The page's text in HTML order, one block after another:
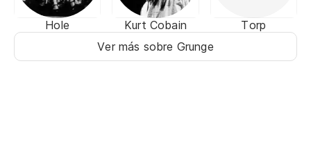
Hole Kurt Cobain
Torp
Ver más sobre Grunge